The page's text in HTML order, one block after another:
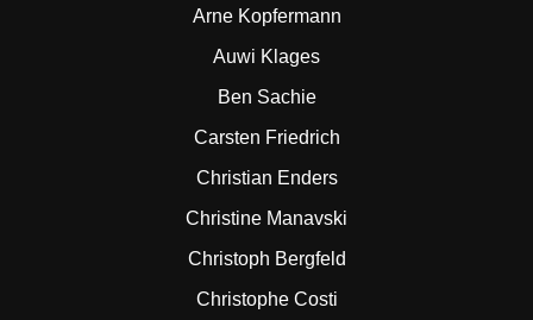
Arne Kopfermann
Auwi Klages
Ben Sachie
Carsten Friedrich
Christian Enders
Christine Manavski
Christoph Bergfeld
Christophe Costi